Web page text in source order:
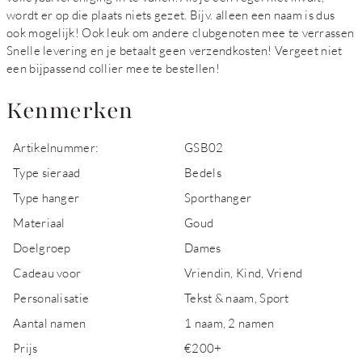
wordt er op die plaats niets gezet. Bijv. alleen een naam is dus
ook mogelijk! Ook leuk om andere clubgenoten mee te verrassen
Snelle levering en je betaalt geen verzendkosten! Vergeet niet
een bijpassend collier mee te bestellen!
Kenmerken
Artikelnummer:
GSB02
Type sieraad
Bedels
Type hanger
Sporthanger
Materiaal
Goud
Doelgroep
Dames
Cadeau voor
Vriendin, Kind, Vriend
Personalisatie
Tekst & naam, Sport
Aantal namen
1 naam, 2 namen
Prijs
€200+